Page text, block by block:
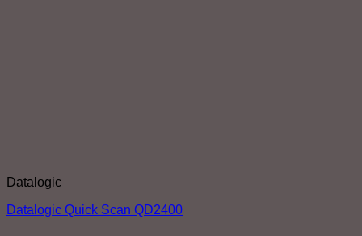
Datalogic
Datalogic Quick Scan QD2400